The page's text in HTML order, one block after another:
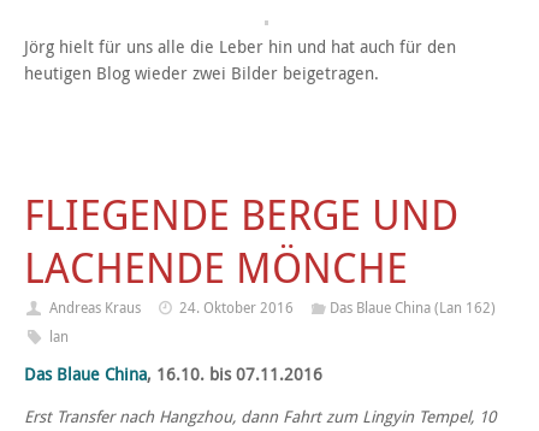
Jörg hielt für uns alle die Leber hin und hat auch für den
heutigen Blog wieder zwei Bilder beigetragen.
FLIEGENDE BERGE UND
LACHENDE MÖNCHE
Andreas Kraus 24. Oktober 2016
Das Blaue China (Lan 162)
lan
Das Blaue China, 16.10. bis 07.11.2016
Erst Transfer nach Hangzhou, dann Fahrt zum Lingyin Tempel, 10